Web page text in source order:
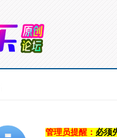
管理员提醒： 必须